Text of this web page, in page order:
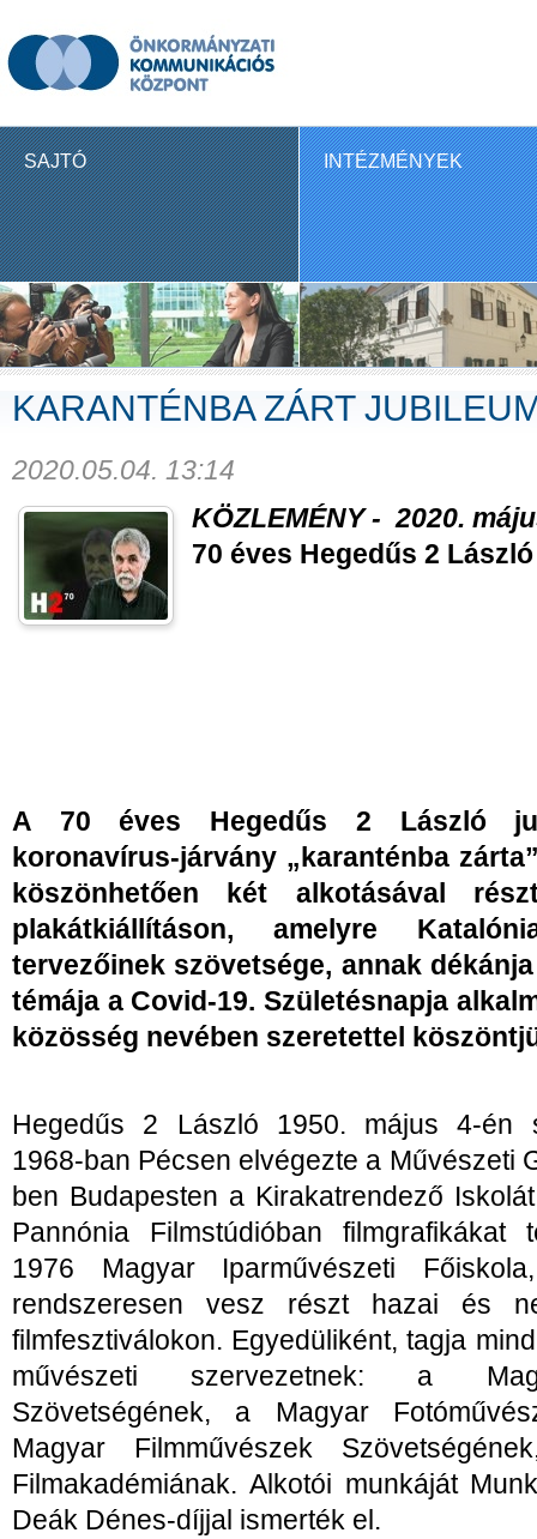
SAJTÓ INTÉZMÉNYEK
KARANTÉNBA ZÁRT
2020.05.04. 13:14
KÖZLEMÉNY - 2020.
70 éves Hegedűs 2
A 70 éves Hegedűs 2 László
koronavírus-járvány „karanténba
köszönhetően két alkotásával
plakátkiállításon, amelyre
tervezőinek szövetsége, annak
témája a Covid-19. Születésnapja
közösség nevében szeretettel
Hegedűs 2 László 1950. május 4-én
1968-ban Pécsen elvégezte a Művészeti
ben Budapesten a Kirakatrendező
Pannónia Filmstúdióban filmgrafikákat
1976 Magyar Iparművészeti
rendszeresen vesz részt hazai és
filmfesztiválokon. Egyedüliként, tagja
művészeti szervezetnek: a
Szövetségének, a Magyar
Magyar Filmművészek
Filmakadémiának. Alkotói munkáját
Deák Dénes-díjjal ismerték el.